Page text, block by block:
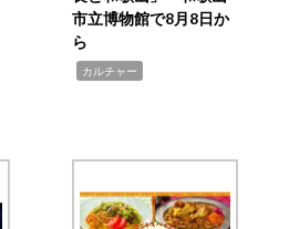
市立博物館で8月8日か
ら
カルチャー